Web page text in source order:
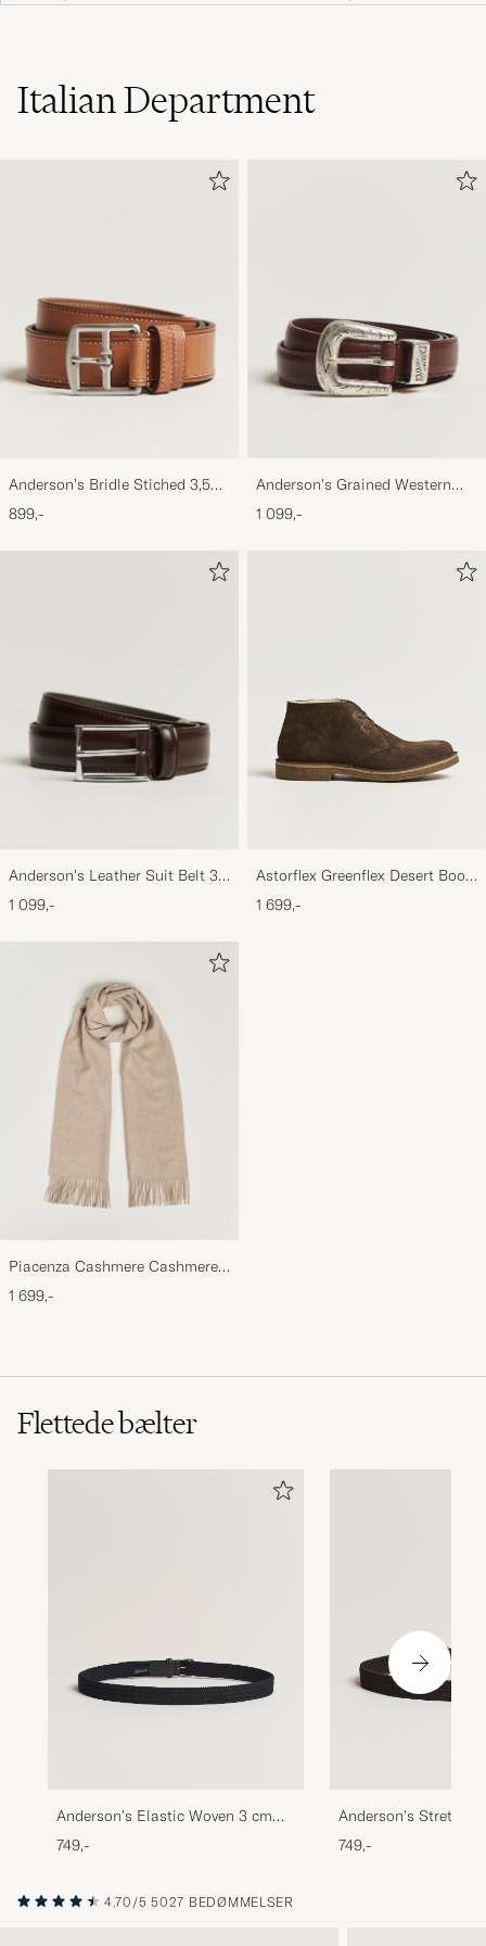
Italian Department
Anderson's Bridle Stiched 3,5
cm Leather Belt Tan
899,-
Anderson's Grained Western
Leather Belt 2,5 cm Brown
1 099,-
Anderson's Leather Suit Belt 3
cm Dark Brown
1 099,-
Astorflex Greenflex Desert Boot
Dark Brown Suede
1 699,-
Piacenza Cashmere Cashmere
Scarf Light Beige
1 699,-
Flettede bælter
Anderson's Elastic Woven 3 cm
Belt Navy
749,-
Anderson's Stretch
Belt Brown
749,-
4.70/5 5027 BEDØMMELSER